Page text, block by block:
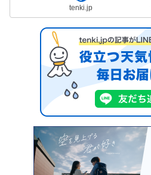
tenki.jp